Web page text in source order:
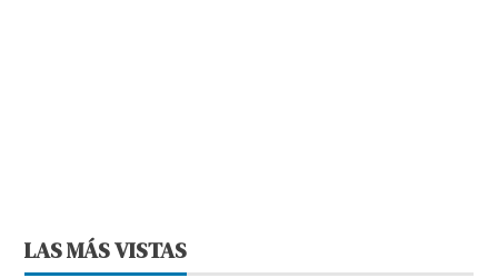
LAS MÁS VISTAS